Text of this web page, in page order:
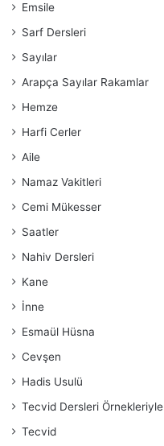
Emsile
Sarf Dersleri
Sayılar
Arapça Sayılar Rakamlar
Hemze
Harfi Cerler
Aile
Namaz Vakitleri
Cemi Mükesser
Saatler
Nahiv Dersleri
Kane
İnne
Esmaül Hüsna
Cevşen
Hadis Usulü
Tecvid Dersleri Örnekleriyle
Tecvid